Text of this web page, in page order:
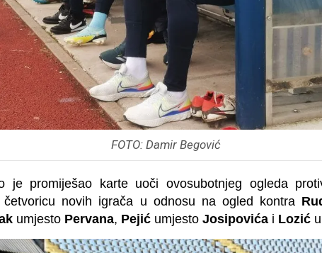
FOTO: Damir Begović
je promiješao karte uoči ovosubotnjeg ogleda
četvoricu novih igrača u odnosu na ogled kontra
umjesto Pervana, Pejić umjesto Josipovića i Lozić